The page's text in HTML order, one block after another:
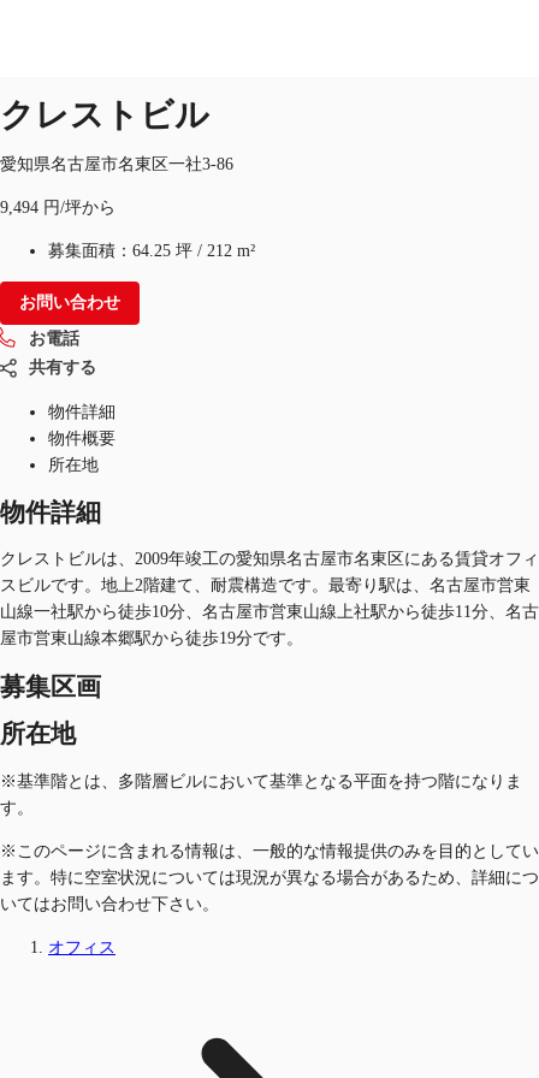
オフィス・事務所
倉庫・物流センター
記事
仲介会社様はこちらへ
お気に入り
JP
クレストビル
愛知県名古屋市名東区一社3-86
9,494 円/坪から
募集面積： 64.25 坪 / 212 m²
お問い合わせ
お電話
共有する
物件詳細
物件概要
所在地
物件詳細
クレストビルは、2009年竣工の愛知県名古屋市名東区にある賃貸オフィ
スビルです。地上2階建て、耐震構造です。最寄り駅は、名古屋市営東
山線一社駅から徒歩10分、名古屋市営東山線上社駅から徒歩11分、名古
屋市営東山線本郷駅から徒歩19分です。
募集区画
所在地
※基準階とは、多階層ビルにおいて基準となる平面を持つ階になりま
す。
※このページに含まれる情報は、一般的な情報提供のみを目的としてい
ます。特に空室状況については現況が異なる場合があるため、詳細につ
いてはお問い合わせ下さい。
オフィス